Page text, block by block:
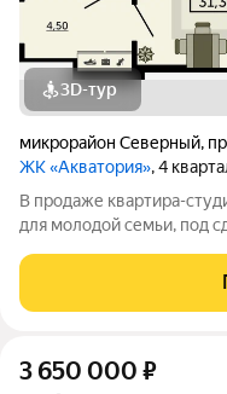
3D-тур
микрорайон Северный,
ЖК «Акватория», 4
В продаже квартира-
для молодой семьи, под
прихожей. Благодаря
достаточно места для
3 650 000 ₽